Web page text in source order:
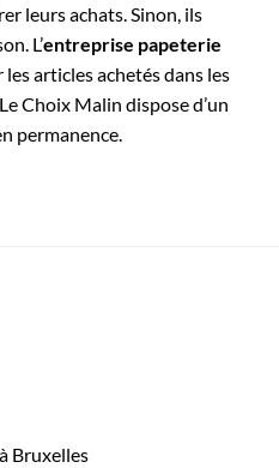
leurs achats. Sinon, ils
L’entreprise papeterie
les articles achetés dans les
Choix Malin dispose d’un
permanence.
Bruxelles